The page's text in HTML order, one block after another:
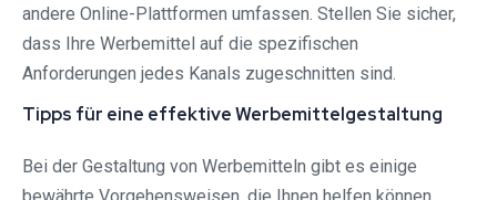
andere Online-Plattformen umfassen. Stellen Sie sicher,
dass Ihre Werbemittel auf die spezifischen
Anforderungen jedes Kanals zugeschnitten sind.
Tipps für eine effektive Werbemittelgestaltung
Bei der Gestaltung von Werbemitteln gibt es einige